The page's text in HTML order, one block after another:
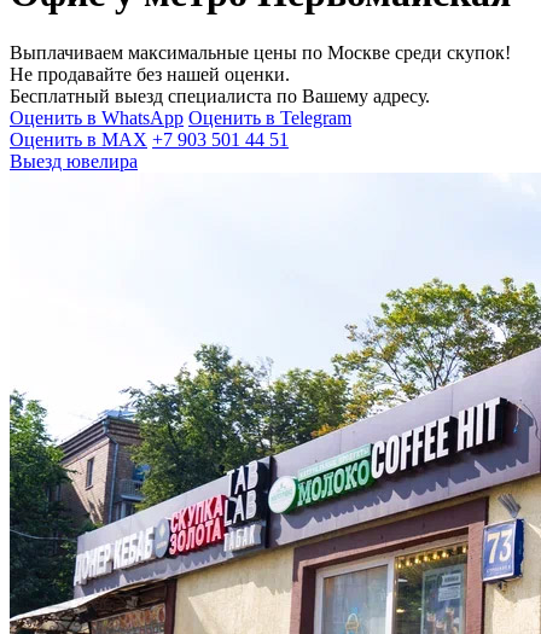
Выплачиваем максимальные цены по Москве среди скупок!
Не продавайте без нашей оценки.
Бесплатный выезд специалиста по Вашему адресу.
Оценить в WhatsApp Оценить в Telegram
Оценить в MAX +7 903 501 44 51
Выезд ювелира